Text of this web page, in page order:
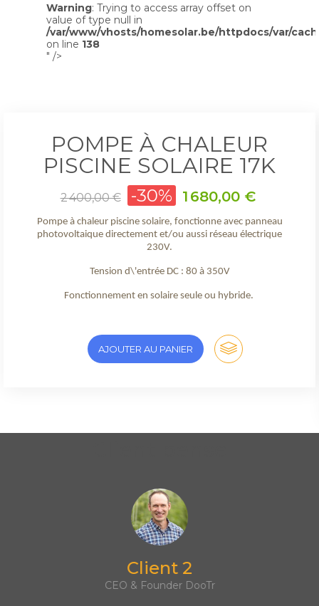
Warning: Trying to access array offset on
value of type null in
/var/www/vhosts/homesolar.be/httpdocs/var/
on line 138
" />
POMPE À CHALEUR
PISCINE SOLAIRE 17K
Prix
de
2 400,00 € -30% Prix
1 680,00 €
Pompe à chaleur piscine solaire, fonctionne avec panneau
photovoltaique directement et/ou aussi réseau électrique
230V.
Tension d\'entrée DC : 80 à 350V
Fonctionnement en solaire seule ou hybride.
AJOUTER AU PANIER
Client 2
CEO & Founder DooTr